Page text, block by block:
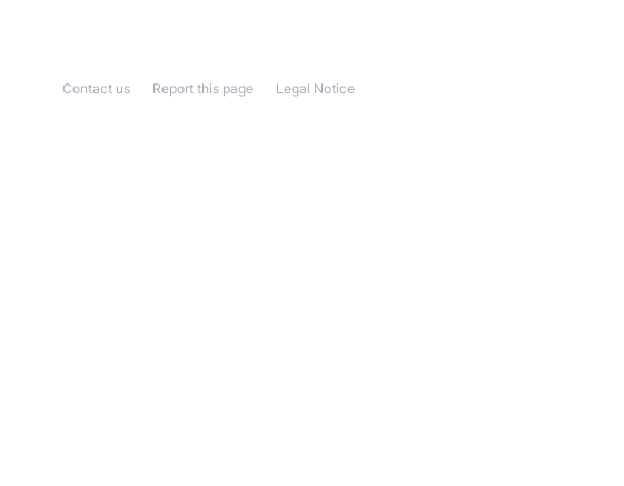
Legal Notice
Report this page
Contact us